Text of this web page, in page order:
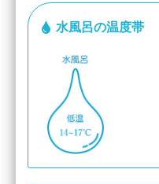
水風呂の温度帯